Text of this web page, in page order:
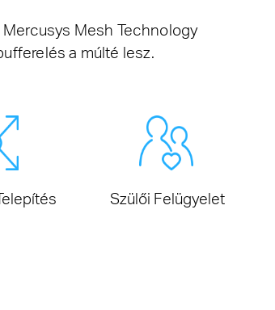
Mesh Technology
a múlté lesz.
Szülői Felügyelet